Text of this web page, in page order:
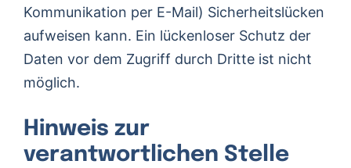
Kommunikation per E-Mail) Sicherheitslücken
aufweisen kann. Ein lückenloser Schutz der
Daten vor dem Zugriff durch Dritte ist nicht
möglich.
Hinweis zur
verantwortlichen Stelle